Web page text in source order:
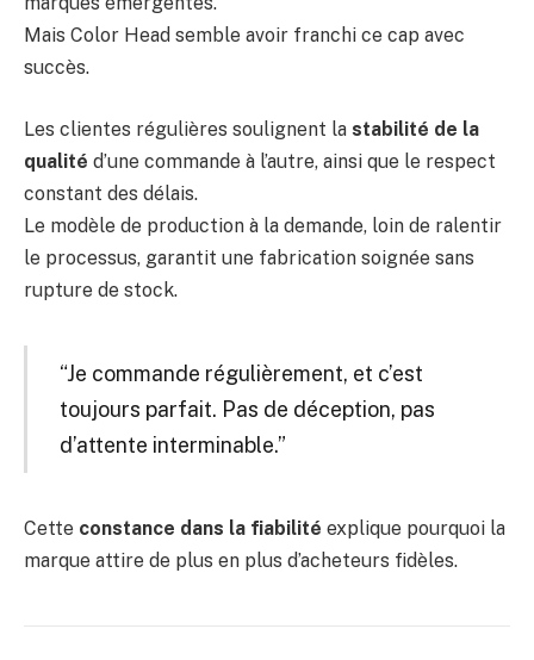
Mais Color Head semble avoir franchi ce cap avec
succès.
Les clientes régulières soulignent la stabilité de la
qualité d’une commande à l’autre, ainsi que le respect
constant des délais.
Le modèle de production à la demande, loin de ralentir
le processus, garantit une fabrication soignée sans
rupture de stock.
“Je commande régulièrement, et c’est
toujours parfait. Pas de déception, pas
d’attente interminable.”
Cette constance dans la fiabilité explique pourquoi la
marque attire de plus en plus d’acheteurs fidèles.